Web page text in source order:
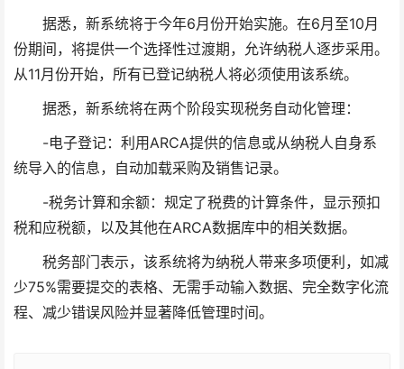
据悉，新系统将于今年6月份开始实施。在6月至10月
份期间，将提供一个选择性过渡期，允许纳税人逐步采用。
从11月份开始，所有已登记纳税人将必须使用该系统。
据悉，新系统将在两个阶段实现税务自动化管理：
-电子登记：利用ARCA提供的信息或从纳税人自身系
统导入的信息，自动加载采购及销售记录。
-税务计算和余额：规定了税费的计算条件，显示预扣
税和应税额，以及其他在ARCA数据库中的相关数据。
税务部门表示，该系统将为纳税人带来多项便利，如减
少75%需要提交的表格、无需手动输入数据、完全数字化流
程、减少错误风险并显著降低管理时间。